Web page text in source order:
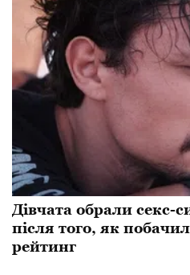
Дівчата обрали секс-
після того, як
рейтинг